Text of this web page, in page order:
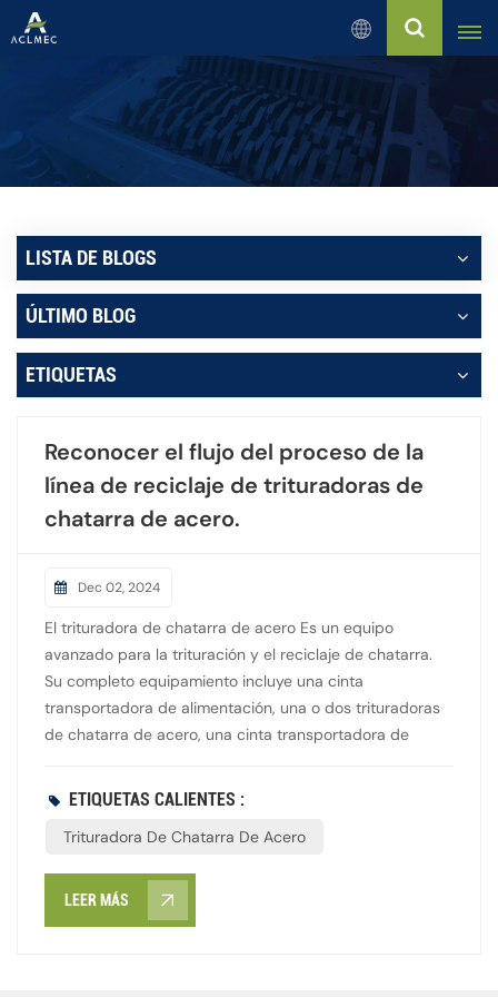
Español
English
Русский
Español
بالعربية
Français
Português
LISTA DE BLOGS
ÚLTIMO BLOG
ETIQUETAS
Reconocer el flujo del proceso de la
línea de reciclaje de trituradoras de
chatarra de acero.
Dec 02, 2024
El trituradora de chatarra de acero Es un equipo
avanzado para la trituración y el reciclaje de chatarra.
Su completo equipamiento incluye una cinta
transportadora de alimentación, una o dos trituradoras
de chatarra de acero, una cinta transportadora de
control. Para residuos metálicos de mayor tamaño, como
carrocerías de automóviles desguazadas, se requiere
general de reciclaje. Al combinar la trituración por
grados y los sistemas de clasificación, se crea una línea
ETIQUETAS CALIENTES :
Trituradora De Chatarra De Acero
LEER MÁS